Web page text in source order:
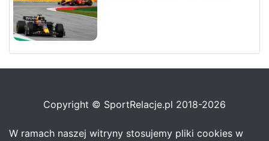
Copyright © SportRelacje.pl 2018-2026
W ramach naszej witryny stosujemy pliki cookies w